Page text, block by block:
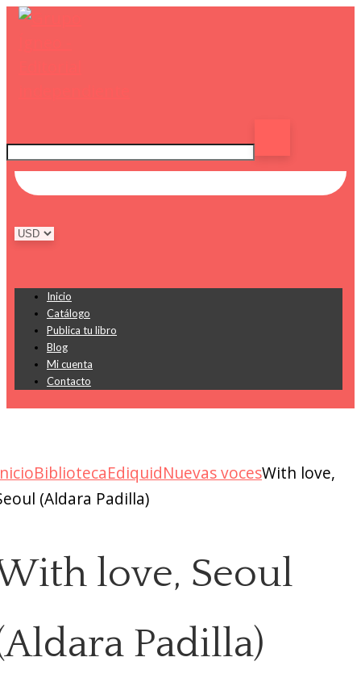
Inicio
Catálogo
Publica tu libro
Blog
Mi cuenta
Contacto
BibliotecaEdiquidNuevas vocesWith love,
(Aldara Padilla)
love, Seoul
Padilla)